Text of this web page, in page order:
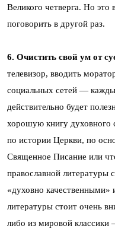
Великого четверга. Но
поговорить в другой раз.
6. Очистить свой ум от
телевизор, вводить
социальных сетей —
действительно будет
хорошую книгу духовного
по истории Церкви, по
Священное Писание или
православной литературы
«духовно качественными»
литературы стоит очень
либо из мировой классики